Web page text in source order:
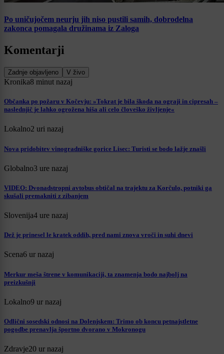
Po uničujočem neurju jih niso pustili samih, dobrodelna
zakonca pomagala družinama iz Zaloga
Komentarji
Zadnje objavljeno V živo
Kronika8 minut nazaj
Občanka po požaru v Kočevju: »Tokrat je bila škoda na ograji in cipresah –
naslednjič je lahko ogrožena hiša ali celo človeško življenje«
Lokalno2 uri nazaj
Nova pridobitev vinogradniške gorice Lisec: Turisti se bodo lažje znašli
Globalno3 ure nazaj
VIDEO: Dvonadstropni avtobus obtičal na trajektu za Korčulo, potniki ga
skušali premakniti z zibanjem
Slovenija4 ure nazaj
Dež je prinesel le kratek oddih, pred nami znova vroči in suhi dnevi
Scena6 ur nazaj
Merkur meša štrene v komunikaciji, ta znamenja bodo najbolj na
preizkušnji
Lokalno9 ur nazaj
Odlični sosedski odnosi na Dolenjskem: Trimo ob koncu petnajstletne
pogodbe prenavlja športno dvorano v Mokronogu
Zdravje20 ur nazaj